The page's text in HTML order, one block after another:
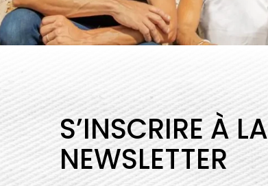
S’INSCRIRE À LA
NEWSLETTER